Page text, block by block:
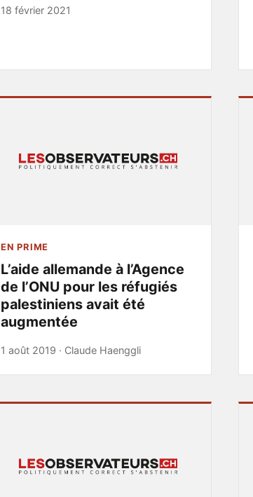
18 février 2021
EN PRIME
L’aide allemande à l’Agence
de l’ONU pour les réfugiés
palestiniens avait été
augmentée
1 août 2019 · Claude Haenggli